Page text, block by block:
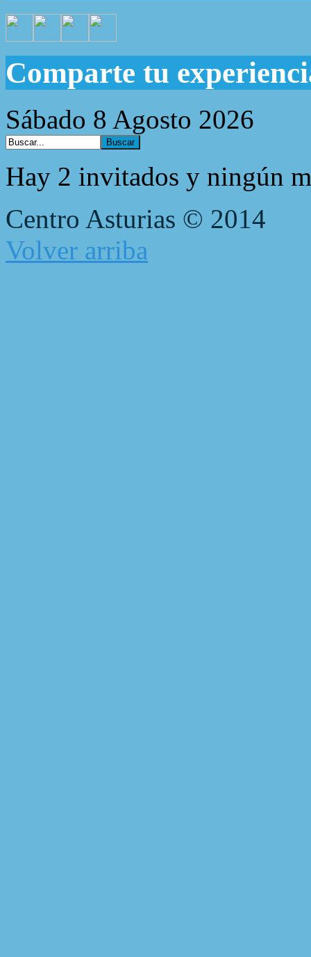
Comparte tu
Sábado 8 Agosto 2026
Hay 2 invitados y ningún
Centro Asturias © 2014
Volver arriba